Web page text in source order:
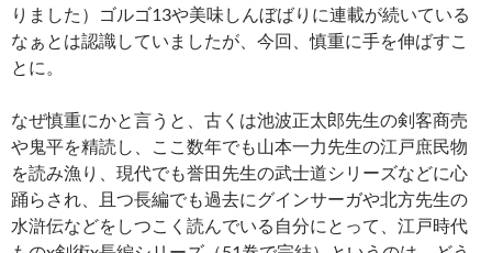
りました）ゴルゴ13や美味しんぼばりに連載が続いている
なぁとは認識していましたが、今回、慎重に手を伸ばすこ
とに。
なぜ慎重にかと言うと、古くは池波正太郎先生の剣客商売
や鬼平を精読し、ここ数年でも山本一力先生の江戸庶民物
を読み漁り、現代でも誉田先生の武士道シリーズなどに心
踊らされ、且つ長編でも過去にグインサーガや北方先生の
水滸伝などをしつこく読んでいる自分にとって、江戸時代